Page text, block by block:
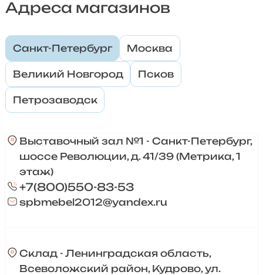
Адреса магазинов
Санкт-Петербург Москва
Великий Новгород Псков
Петрозаводск
Выставочный зал №1 - Санкт-Петербург,
шоссе Революции, д. 41/39 (Метрика, 1
этаж)
+7(800)550-83-53
spbmebel2012@yandex.ru
Склад - Ленинградская область,
Всеволожский район, Кудрово, ул.